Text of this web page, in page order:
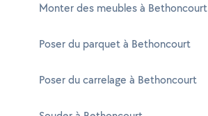
Monter des meubles à Bethoncourt
Poser du parquet à Bethoncourt
Poser du carrelage à Bethoncourt